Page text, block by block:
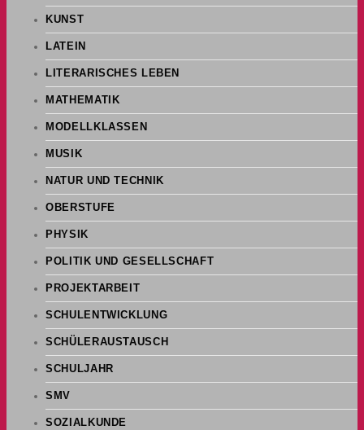
KUNST
LATEIN
LITERARISCHES LEBEN
MATHEMATIK
MODELLKLASSEN
MUSIK
NATUR UND TECHNIK
OBERSTUFE
PHYSIK
POLITIK UND GESELLSCHAFT
PROJEKTARBEIT
SCHULENTWICKLUNG
SCHÜLERAUSTAUSCH
SCHULJAHR
SMV
SOZIALKUNDE